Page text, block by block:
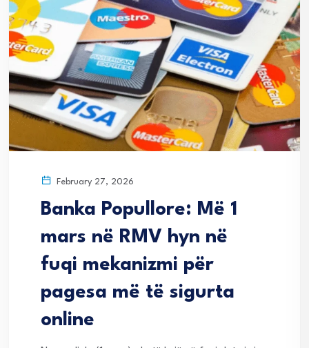
February 27, 2026
Banka Popullore: Më 1
mars në RMV hyn në
fuqi mekanizmi për
pagesa më të sigurta
online